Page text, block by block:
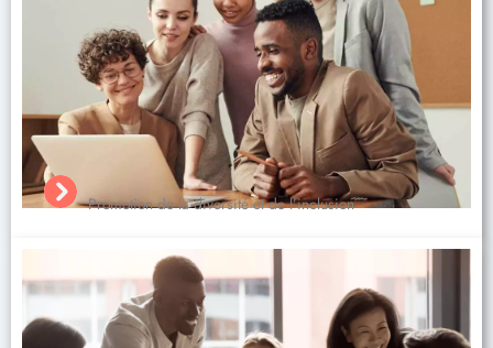
Promotion de la diversité et de l’inclusion